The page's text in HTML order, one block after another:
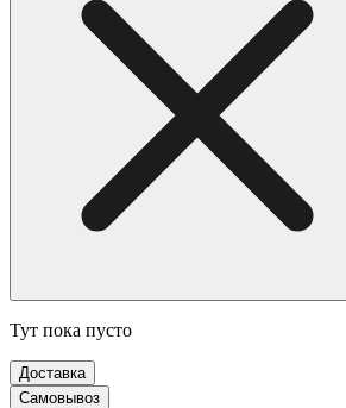
Тут пока пусто
Доставка
Самовывоз